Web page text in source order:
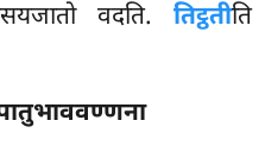
वदति. तिट्ठतीति